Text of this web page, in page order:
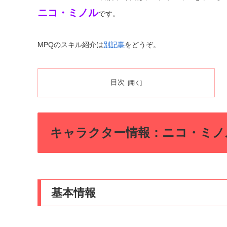
ニコ・ミノルです。
MPQのスキル紹介は別記事をどうぞ。
目次
キャラクター情報：ニコ・ミ
基本情報